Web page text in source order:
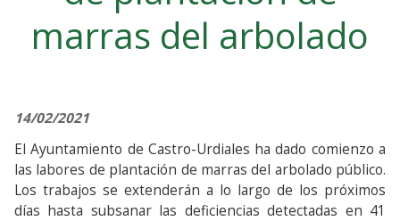
marras del arbolado
14/02/2021
El Ayuntamiento de Castro-Urdiales ha dado comienzo a
las labores de plantación de marras del arbolado público.
Los trabajos se extenderán a lo largo de los próximos
días hasta subsanar las deficiencias detectadas en 41